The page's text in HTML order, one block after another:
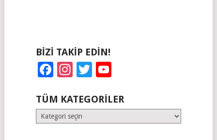
BIZI TAKIP EDIN!
Facebook
Instagram
Twitter
TÜM KATEGORILER
Tüm
Kategoriler